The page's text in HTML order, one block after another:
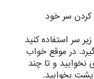
کردن سر خود
سر استفاده کنید
در موقع خواب
نخوابید و تا چند
بخوابید.